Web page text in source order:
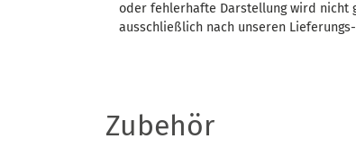
oder fehlerhafte Darstellung wird nicht
ausschließlich nach unseren
Zubehör